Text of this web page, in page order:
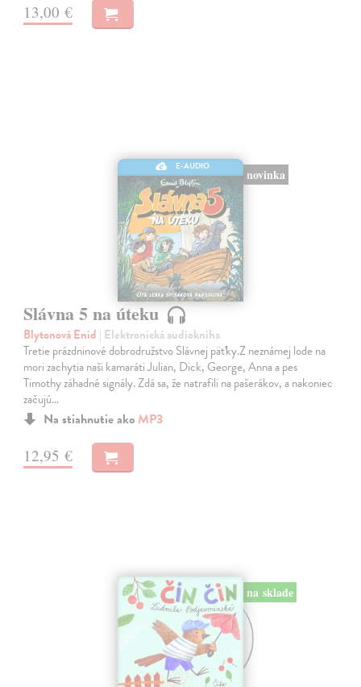
13,00 €
E-AUDIO
novinka
Slávna 5 na úteku
Blytonová Enid | Elektronická audiokniha
Tretie prázdninové dobrodružstvo Slávnej päťky.Z neznámej lode na
mori zachytia naši kamaráti Julian, Dick, George, Anna a pes
Timothy záhadné signály. Zdá sa, že natrafili na pašerákov, a nakoniec
začujú…
Na stiahnutie ako MP3
12,95 €
na sklade